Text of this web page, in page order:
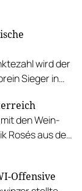
wird der
Sieger in
den Wein-
Rosés aus dem
Offensive